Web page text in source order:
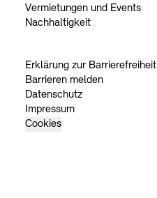
Vermietungen und Events
Nachhaltigkeit
Erklärung zur Barrierefreiheit
Barrieren melden
Datenschutz
Impressum
Cookies